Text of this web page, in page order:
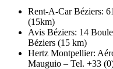
Rent-A-Car Béziers:
(15km)
Avis Béziers: 14
Béziers (15 km)
Hertz Montpellier:
Mauguio – Tel. +33